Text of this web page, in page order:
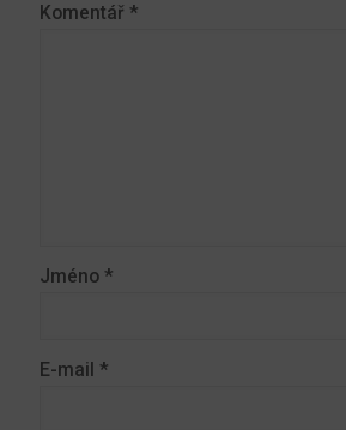
Komentář *
Jméno *
E-mail *